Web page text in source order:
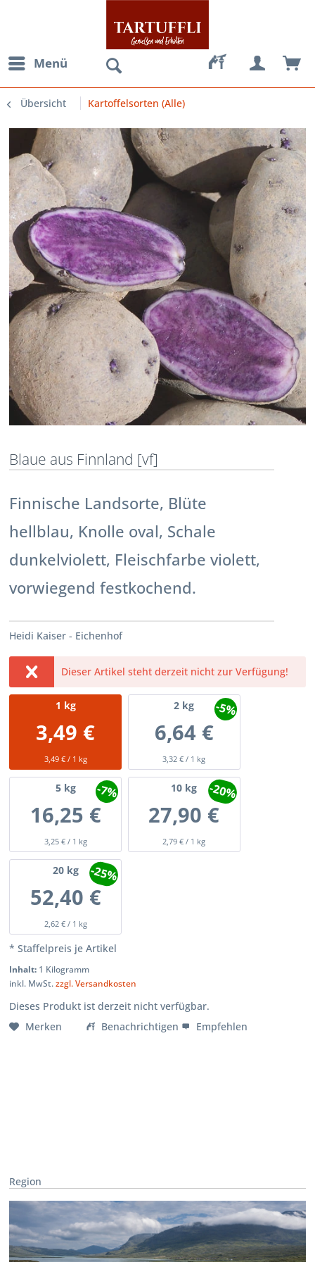
Menü
Übersicht Kartoffelsorten (Alle)
Blaue aus Finnland [vf]
Finnische Landsorte, Blüte
hellblau, Knolle oval, Schale
dunkelviolett, Fleischfarbe violett,
vorwiegend festkochend.
Heidi Kaiser - Eichenhof
Dieser Artikel steht derzeit nicht zur Verfügung!
1 kg
3,49 €
3,49 € / 1 kg
2 kg
6,64 €
3,32 € / 1 kg
-5%
5kg
16,25 €
3,25 € / 1 kg
-7% 10 kg
27,90 €
2,79 € / 1 kg
-20%
20kg
52,40 €
2,62 € / 1 kg
-25%
* Staffelpreis je Artikel
Inhalt: 1 Kilogramm
inkl. MwSt.zzgl. Versandkosten
Dieses Produkt ist derzeit nicht verfügbar.
Merken
Benachrichtigen Empfehlen
Region